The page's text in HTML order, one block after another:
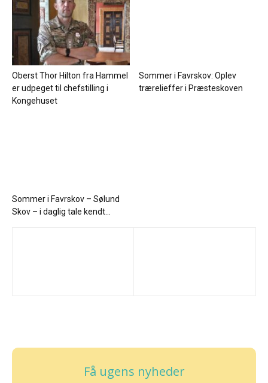
Oberst Thor Hilton fra Hammel
er udpeget til chefstilling i
Kongehuset
Sommer i Favrskov: Oplev
trærelieffer i Præsteskoven
Sommer i Favrskov – Sølund
Skov – i daglig tale kendt...
Få ugens nyheder